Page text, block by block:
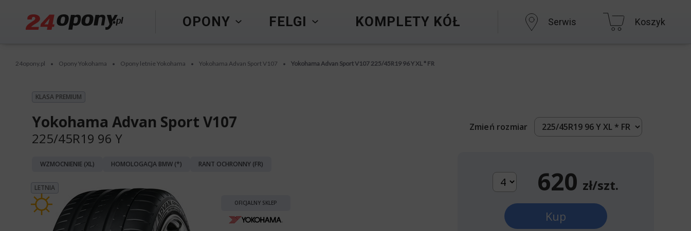
OPONY FELGI KOMPLETY KÓŁ Serwis Koszyk
24opony.pl • Opony Yokohama • Opony letnie Yokohama • Yokohama Advan Sport V107 • Yokohama Advan Sport V107 225/45R19 96 Y XL * FR
KLASA PREMIUM
Yokohama Advan Sport V107
225/45R19 96 Y
WZMOCNIENIE (XL) HOMOLOGACJA BMW (*) RANT OCHRONNY (FR)
LETNIA
OFICJALNY SKLEP
Zmień rozmiar
620 zł/szt.
Kup